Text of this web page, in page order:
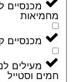
מכנסיים
מכנסיים קצרים
מעילים
וסטייל